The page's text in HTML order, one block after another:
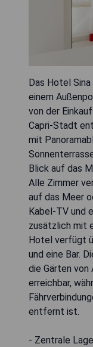
Das Hotel
einem
von der
Capri-Stadt
mit
Blick auf das
Alle Zimmer
auf das Meer
Kabel-TV und
zusätzlich mit
Hotel verfügt
und eine Bar.
die Gärten von
erreichbar,
entfernt ist.
- Zentrale